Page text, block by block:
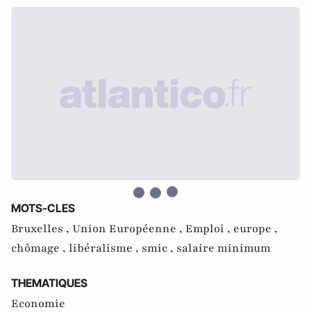
MOTS-CLES
Bruxelles , Union Européenne , Emploi , europe ,
chômage , libéralisme , smic , salaire minimum
THEMATIQUES
Economie